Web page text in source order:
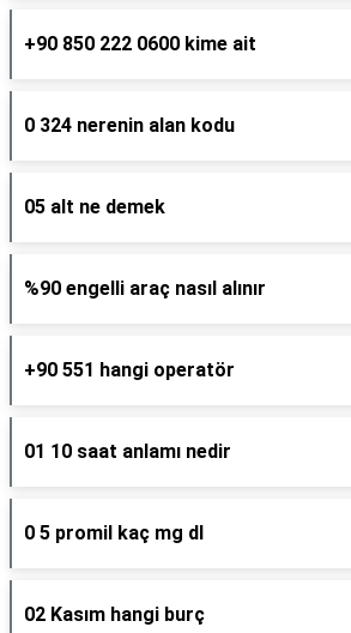
+90 850 222 0600 kime ait
0 324 nerenin alan kodu
05 alt ne demek
%90 engelli araç nasıl alınır
+90 551 hangi operatör
01 10 saat anlamı nedir
0 5 promil kaç mg dl
02 Kasım hangi burç